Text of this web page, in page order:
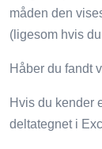
måden den
(ligesom hvis
Håber du fandt
Hvis du kender
deltategnet i